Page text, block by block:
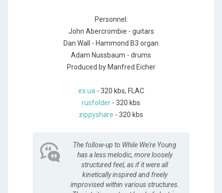
Personnel:
John Abercrombie - guitars
Dan Wall - Hammond B3 organ
Adam Nussbaum - drums
Produced by Manfred Eicher
ex.ua - 320 kbs, FLAC
rusfolder - 320 kbs
zippyshare - 320 kbs
The follow-up to While We're Young
has a less melodic, more loosely
structured feel, as if it were all
kinetically inspired and freely
improvised within various structures.